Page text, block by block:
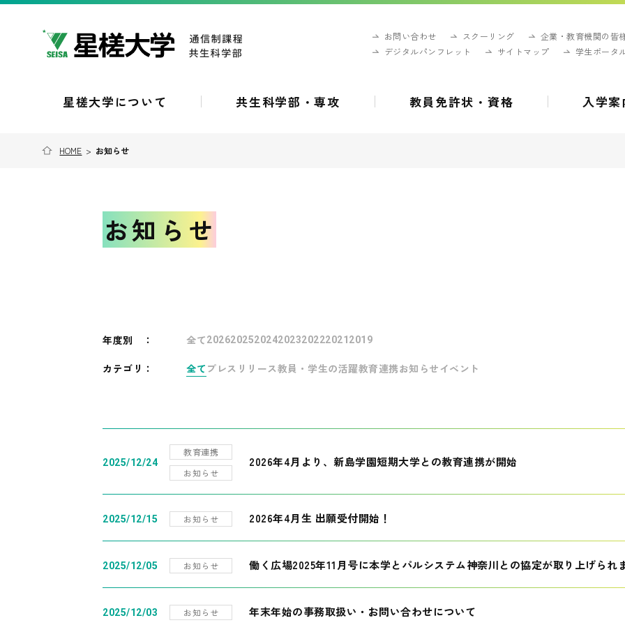
お問い合わせ スクーリング
企業・教育機関の皆
デジタルパンフレット
サイトマップ 学生ポータ
星槎大学について 共生科学部・専攻 教員免許状・資格 入学案
HOME > お知らせ
お知らせ
年度別 ： 全て202620252024202320222021 2019
カテゴリ： 全て プレスリリース教員・学生の活躍教育連携お知らせ イベント
2025/12/24
教育連携
お知らせ
2026年4月より、新島学園短期大学との教育連携が開始
2025/12/15 お知らせ 2026年4月生 出願受付開始！
2025/12/05 お知らせ 働く広場2025年11月号に本学とパルシステム神奈川との協定が取り上げられ
2025/12/03 お知らせ 年末年始の事務取扱い・お問い合わせについて